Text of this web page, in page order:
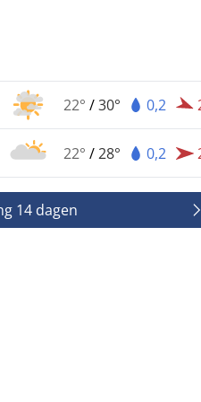
22° /30° 0,2
22° /28° 0,2
14 dagen